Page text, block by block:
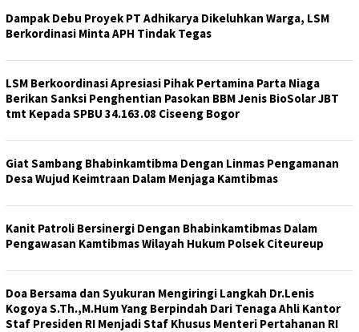
Dampak Debu Proyek PT Adhikarya Dikeluhkan Warga, LSM
Berkordinasi Minta APH Tindak Tegas
LSM Berkoordinasi Apresiasi Pihak Pertamina Parta Niaga
Berikan Sanksi Penghentian Pasokan BBM Jenis BioSolar JBT
tmt Kepada SPBU 34.163.08 Ciseeng Bogor
Giat Sambang Bhabinkamtibma Dengan Linmas Pengamanan
Desa Wujud Keimtraan Dalam Menjaga Kamtibmas
Kanit Patroli Bersinergi Dengan Bhabinkamtibmas Dalam
Pengawasan Kamtibmas Wilayah Hukum Polsek Citeureup
Doa Bersama dan Syukuran Mengiringi Langkah Dr.Lenis
Kogoya S.Th.,M.Hum Yang Berpindah Dari Tenaga Ahli Kantor
Staf Presiden RI Menjadi Staf Khusus Menteri Pertahanan RI